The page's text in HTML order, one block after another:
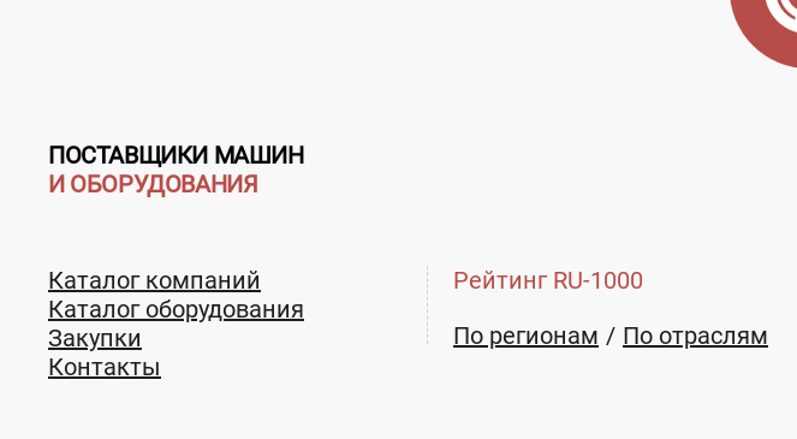
Термодымовая камера ТДК
100,200,400 кг
ПОСТАВЩИКИ МАШИН
И ОБОРУДОВАНИЯ
Каталог компаний
Каталог оборудования
Закупки
Контакты
Рейтинг RU-1000
По регионам
По отраслям